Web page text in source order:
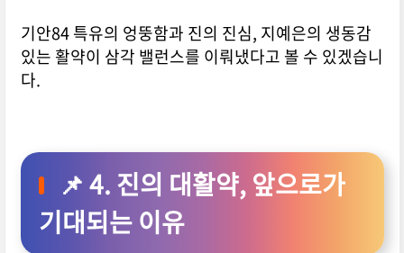
기안84 특유의 엉뚱함과 진의 진심, 지예은의 생동감
있는 활약이 삼각 밸런스를 이뤄냈다고 볼 수 있겠습니
다.
📌 4. 진의 대활약, 앞으로가
기대되는 이유